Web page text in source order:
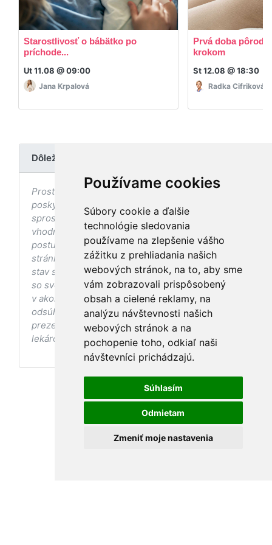
Používame cookies
Súbory cookie a ďalšie
technológie sledovania
používame na zlepšenie vášho
zážitku z prehliadania našich
webových stránok, na to, aby sme
vám zobrazovali prispôsobený
obsah a cielené reklamy, na
analýzu návštevnosti našich
webových stránok a na
pochopenie toho, odkiaľ naši
návštevníci prichádzajú.
Súhlasím
Odmietam
Zmeniť moje nastavenia
Starostlivosť o bábätko po
príchode...
Ut 11.08 @ 09:00
Jana Krpalová
Prvá doba
krokom
St 12.08 @ 18:30
Radka Cifriková
Dôležité upozornenie
Prostredníctvom stránky nedochádza k
poskytovaniu zdravotnej starostlivosti, ani k jej
sprostredkovaniu, ani k jej nahrádzaniu. O
vhodných postupoch v oblasti zdravia, vhodnosti
postupov a odporúčaní prezentovaných na
stránke s ohľadom na Váš zdravotný
stav sa pred ich aplikáciou vždy vopred poraďte
so svojím ošetrujúcim lekárom, a to najmä ak ste
v akomkoľvek štádiu tehotenstva. Bez
odsúhlasenia postupov a odporúčaní
prezentovaných na stránke Vaším ošetrujúcim
lekárom tieto postupy a odporúčania neaplikujte.